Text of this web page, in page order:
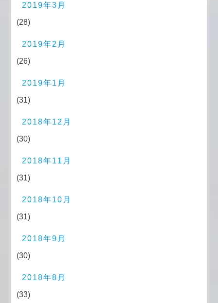
2019年3月
(28)
2019年2月
(26)
2019年1月
(31)
2018年12月
(30)
2018年11月
(31)
2018年10月
(31)
2018年9月
(30)
2018年8月
(33)